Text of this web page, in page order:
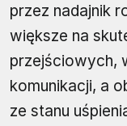
przez nadajnik
większe na
przejściowych,
komunikacji, a
ze stanu